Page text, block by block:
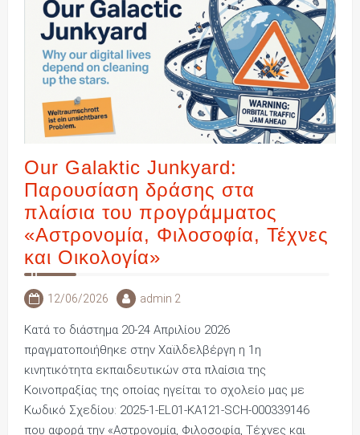
Our Galaktic Junkyard:
Παρουσίαση δράσης στα
πλαίσια του προγράμματος
«Αστρονομία, Φιλοσοφία, Τέχνες
και Οικολογία»
12/06/2026 admin 2
Κατά το διάστημα 20-24 Απριλίου 2026
πραγματοποιήθηκε στην Χαϊλδελβέργη η 1η
κινητικότητα εκπαιδευτικών στα πλαίσια της
Κοινοπραξίας της οποίας ηγείται το σχολείο μας με
Κωδικό Σχεδίου: 2025-1-EL01-KA121-SCH-000339146
που αφορά την «Αστρονομία, Φιλοσοφία, Τέχνες και